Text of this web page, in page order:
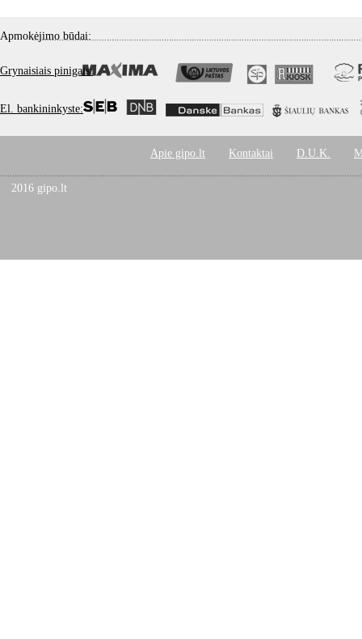
Apmokėjimo būdai:
Grynaisiais pinigais:
El. bankininkyste:
Apie gipo.lt Kontaktai D.U.K.
2016 gipo.lt